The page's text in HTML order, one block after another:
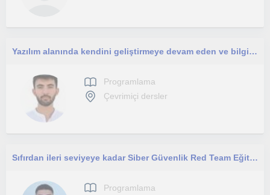
Yazılım alanında kendini geliştirmeye devam eden ve bilgilerini paylaşmayı seven bir yazılım mühendisliği öğrencisiyim.
Programlama
Çevrimiçi dersler
Sıfırdan ileri seviyeye kadar Siber Güvenlik Red Team Eğitimi
Programlama